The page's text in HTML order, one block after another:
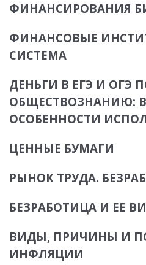
ФИНАНСИРОВАНИЯ
ФИНАНСОВЫЕ
СИСТЕМА
ДЕНЬГИ В ЕГЭ И ОГЭ
ОБЩЕСТВОЗНАНИЮ:
ОСОБЕННОСТИ
ЦЕННЫЕ БУМАГИ
РЫНОК ТРУДА.
БЕЗРАБОТИЦА И ЕЕ
ВИДЫ, ПРИЧИНЫ И
ИНФЛЯЦИИ